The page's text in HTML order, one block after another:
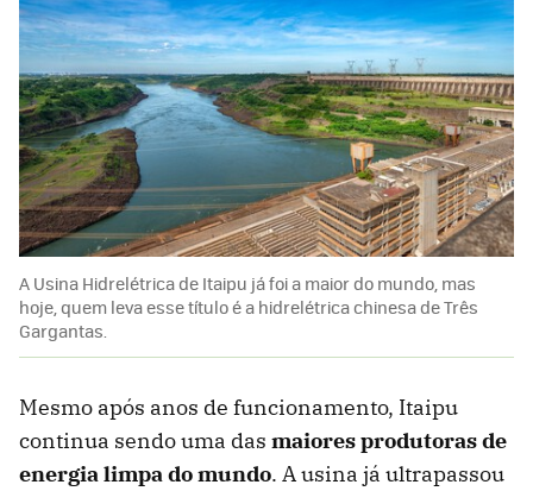
A Usina Hidrelétrica de Itaipu já foi a maior do mundo, mas
hoje, quem leva esse título é a hidrelétrica chinesa de Três
Gargantas.
Mesmo após anos de funcionamento, Itaipu
continua sendo uma das maiores produtoras de
energia limpa do mundo. A usina já ultrapassou